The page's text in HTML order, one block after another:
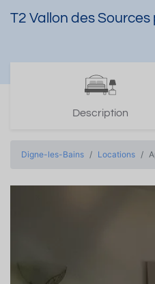
T2 Vallon des
Description
Digne-les-Bains Locations